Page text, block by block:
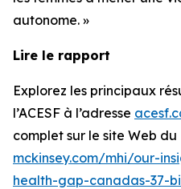
autonome. »
Lire le rapport
Explorez les principaux
l’ACESF à l’adresse
complet sur le site Web
mckinsey.com/mhi/our-
health-gap-canadas-37-